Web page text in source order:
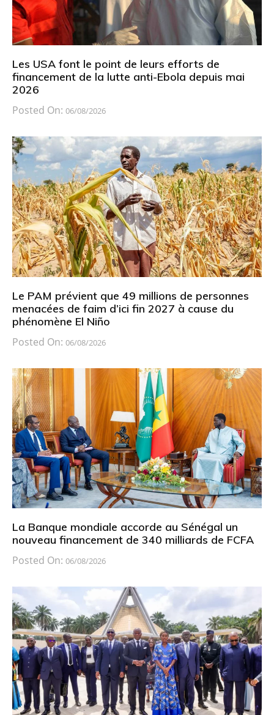
Les USA font le point de leurs efforts de
financement de la lutte anti-Ebola depuis mai
2026
Posted On: 06/08/2026
Le PAM prévient que 49 millions de personnes
menacées de faim d’ici fin 2027 à cause du
phénomène El Niño
Posted On: 06/08/2026
La Banque mondiale accorde au Sénégal un
nouveau financement de 340 milliards de FCFA
Posted On: 06/08/2026